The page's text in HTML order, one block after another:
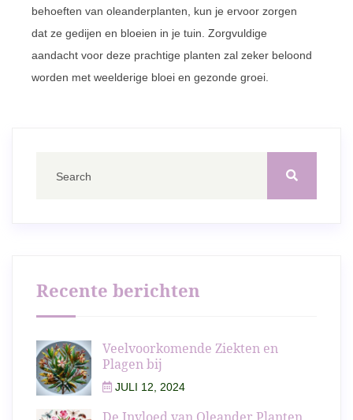
behoeften van oleanderplanten, kun je ervoor zorgen
dat ze gedijen en bloeien in je tuin. Zorgvuldige
aandacht voor deze prachtige planten zal zeker beloond
worden met weelderige bloei en gezonde groei.
Recente berichten
Veelvoorkomende Ziekten en
Plagen bij
JULI 12, 2024